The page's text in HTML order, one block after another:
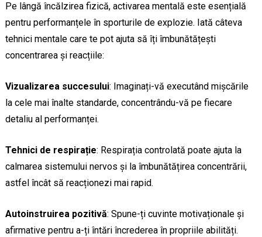
Pe lângă încălzirea fizică, activarea mentală este esențială
pentru performanțele în sporturile de explozie. Iată câteva
tehnici mentale care te pot ajuta să îți îmbunătățești
concentrarea și reacțiile:
Vizualizarea succesului: Imaginați-vă executând mișcările
la cele mai înalte standarde, concentrându-vă pe fiecare
detaliu al performanței.
Tehnici de respirație: Respirația controlată poate ajuta la
calmarea sistemului nervos și la îmbunătățirea concentrării,
astfel încât să reacționezi mai rapid.
Autoinstruirea pozitivă: Spune-ți cuvinte motivaționale și
afirmative pentru a-ți întări încrederea în propriile abilități.